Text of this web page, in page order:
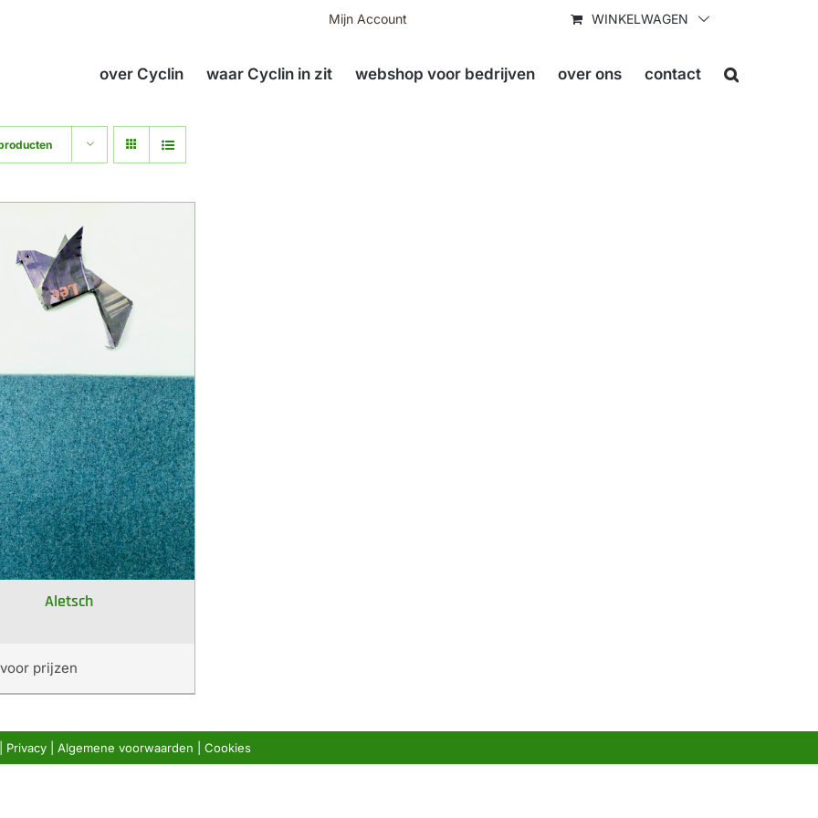
Mijn Account WINKELWAGEN
over Cyclin waar Cyclin in zit webshop voor bedrijven over ons contact
Aletsch
voor prijzen
Privacy Algemene voorwaarden Cookies